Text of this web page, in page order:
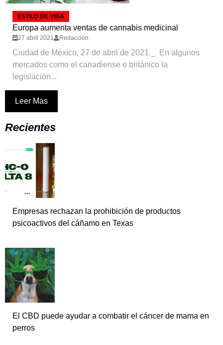
ESTILO DE VIDA
Europa aumenta ventas de cannabis medicinal
27 abril 2021 Redacción
Ciudad de México, 27 de abril de 2021._ En algunos
mercados como el canadiense o británico la
legislación...
Leer Mas
Recientes
Empresas rechazan la prohibición de productos
psicoactivos del cáñamo en Texas
El CBD puede ayudar a combatir el cáncer de mama en
perros